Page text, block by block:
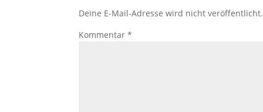
Deine E-Mail-Adresse wird nicht veröffentlicht.
Kommentar*